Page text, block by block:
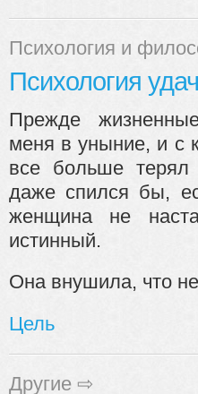
Психология и
Психология
Прежде
меня в уныние, и с
все больше
даже спился бы,
женщина не
истинный.
Она внушила, что
Цель
Другие ⇨